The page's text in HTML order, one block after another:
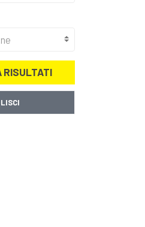
RISULTATI